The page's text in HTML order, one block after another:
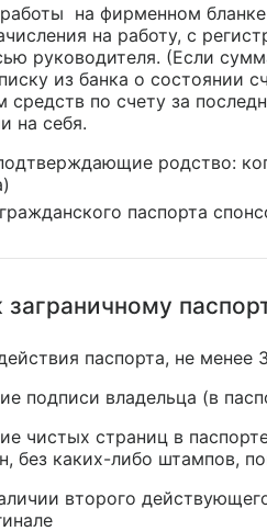
на фирменном
на работу, с
руководителя. (Если
из банка о состоянии
средств по счету за
на себя.
родство:
паспорта
заграничному
паспорта, не менее
подписи владельца (в
чистых страниц в
без каких-либо штампов,
второго